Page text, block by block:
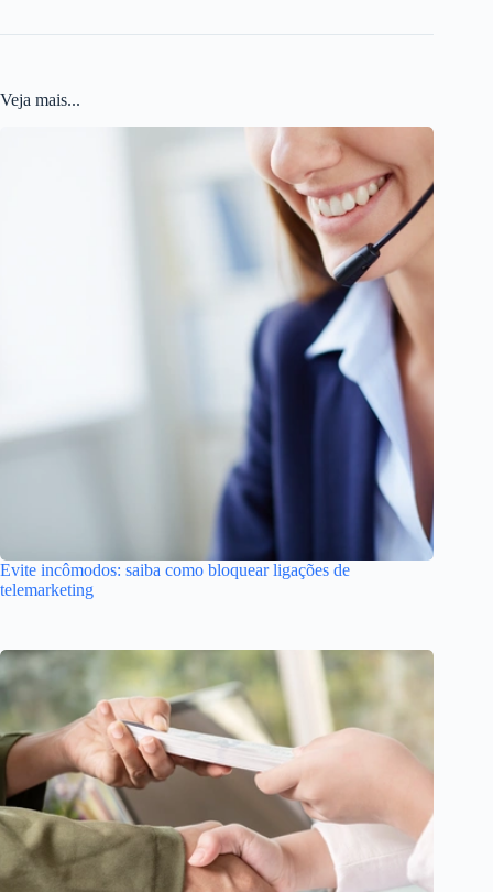
Veja mais...
Evite incômodos: saiba como bloquear ligações de
telemarketing